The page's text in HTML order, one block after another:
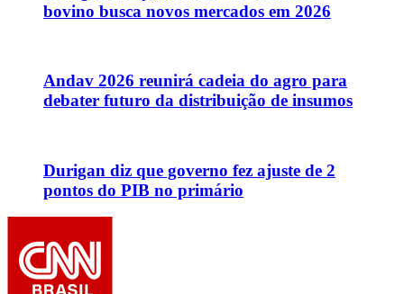
bovino busca novos mercados em 2026
Andav 2026 reunirá cadeia do agro para
debater futuro da distribuição de insumos
Durigan diz que governo fez ajuste de 2
pontos do PIB no primário